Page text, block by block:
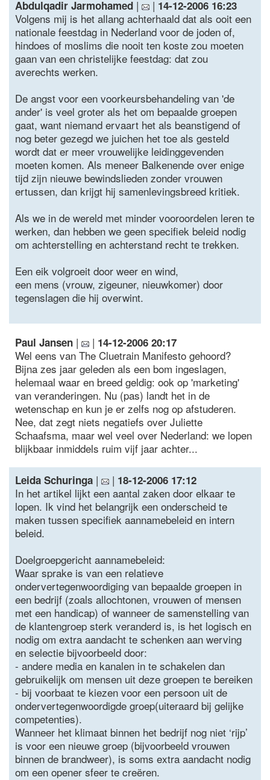
Abdulqadir Jarmohamed | | 14-12-2006 16:23
Volgens mij is het allang achterhaald dat als ooit een
nationale feestdag in Nederland voor de joden of,
hindoes of moslims die nooit ten koste zou moeten
gaan van een christelijke feestdag: dat zou
averechts werken.
De angst voor een voorkeursbehandeling van 'de
ander' is veel groter als het om bepaalde groepen
gaat, want niemand ervaart het als beanstigend of
nog beter gezegd we juichen het toe als gesteld
wordt dat er meer vrouwelijke leidinggevenden
moeten komen. Als meneer Balkenende over enige
tijd zijn nieuwe bewindslieden zonder vrouwen
ertussen, dan krijgt hij samenlevingsbreed kritiek.
Als we in de wereld met minder vooroordelen leren te
werken, dan hebben we geen specifiek beleid nodig
om achterstelling en achterstand recht te trekken.
Een eik volgroeit door weer en wind,
een mens (vrouw, zigeuner, nieuwkomer) door
tegenslagen die hij overwint.
Paul Jansen | | 14-12-2006 20:17
Wel eens van The Cluetrain Manifesto gehoord?
Bijna zes jaar geleden als een bom ingeslagen,
helemaal waar en breed geldig: ook op 'marketing'
van veranderingen. Nu (pas) landt het in de
wetenschap en kun je er zelfs nog op afstuderen.
Nee, dat zegt niets negatiefs over Juliette
Schaafsma, maar wel veel over Nederland: we lopen
blijkbaar inmiddels ruim vijf jaar achter...
Leida Schuringa | | 18-12-2006 17:12
In het artikel lijkt een aantal zaken door elkaar te
lopen. Ik vind het belangrijk een onderscheid te
maken tussen specifiek aannamebeleid en intern
beleid.
Doelgroepgericht aannamebeleid:
Waar sprake is van een relatieve
ondervertegenwoordiging van bepaalde groepen in
een bedrijf (zoals allochtonen, vrouwen of mensen
met een handicap) of wanneer de samenstelling van
de klantengroep sterk veranderd is, is het logisch en
nodig om extra aandacht te schenken aan werving
en selectie bijvoorbeeld door:
- andere media en kanalen in te schakelen dan
gebruikelijk om mensen uit deze groepen te bereiken
- bij voorbaat te kiezen voor een persoon uit de
ondervertegenwoordigde groep(uiteraard bij gelijke
competenties).
Wanneer het klimaat binnen het bedrijf nog niet ‘rijp’
is voor een nieuwe groep (bijvoorbeeld vrouwen
binnen de brandweer), is soms extra aandacht nodig
om een opener sfeer te creëren.